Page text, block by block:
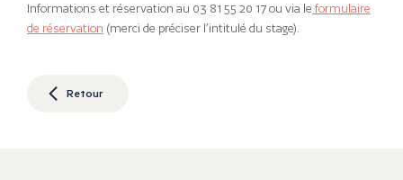
Informations et réservation au 03 81 55 20 17 ou via le formulaire
de réservation (merci de préciser l’intitulé du stage).
Retour